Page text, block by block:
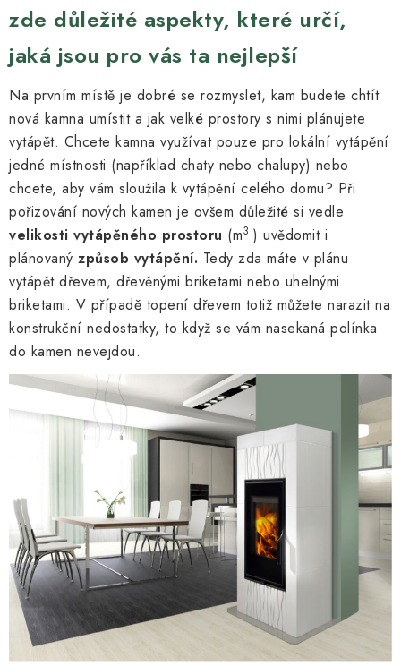
zde důležité aspekty, které určí,
jaká jsou pro vás ta nejlepší
Na prvním místě je dobré se rozmyslet, kam budete chtít
nová kamna umístit a jak velké prostory s nimi plánujete
vytápět. Chcete kamna využívat pouze pro lokální vytápění
jedné místnosti (například chaty nebo chalupy) nebo
chcete, aby vám sloužila k vytápění celého domu? Při
pořizování nových kamen je ovšem důležité si vedle
velikosti vytápěného prostoru (m3 ) uvědomit i
plánovaný způsob vytápění. Tedy zda máte v plánu
vytápět dřevem, dřevěnými briketami nebo uhelnými
briketami. V případě topení dřevem totiž můžete narazit na
konstrukční nedostatky, to když se vám nasekaná polínka
do kamen nevejdou.